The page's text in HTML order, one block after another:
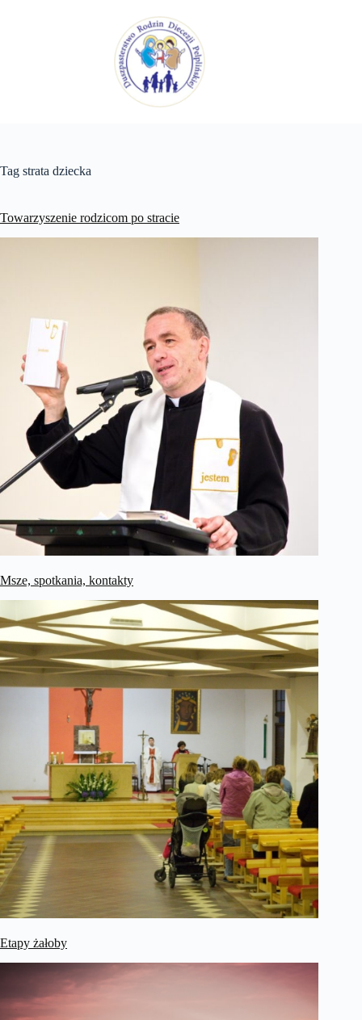
Tag strata dziecka
Towarzyszenie rodzicom po stracie
Msze, spotkania, kontakty
Etapy żałoby